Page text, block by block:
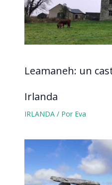
Leamaneh: un
Irlanda
IRLANDA/ Por Eva